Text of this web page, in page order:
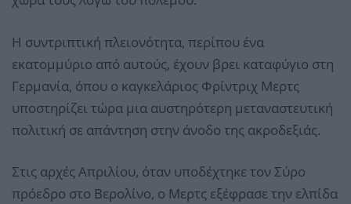
Η συντριπτική πλειονότητα, περίπου ένα
εκατομμύριο από αυτούς, έχουν βρει καταφύγιο στη
Γερμανία, όπου ο καγκελάριος Φρίντριχ Μερτς
υποστηρίζει τώρα μια αυστηρότερη μεταναστευτική
πολιτική σε απάντηση στην άνοδο της ακροδεξιάς.
Στις αρχές Απριλίου, όταν υποδέχτηκε τον Σύρο
πρόεδρο στο Βερολίνο, ο Μερτς εξέφρασε την ελπίδα